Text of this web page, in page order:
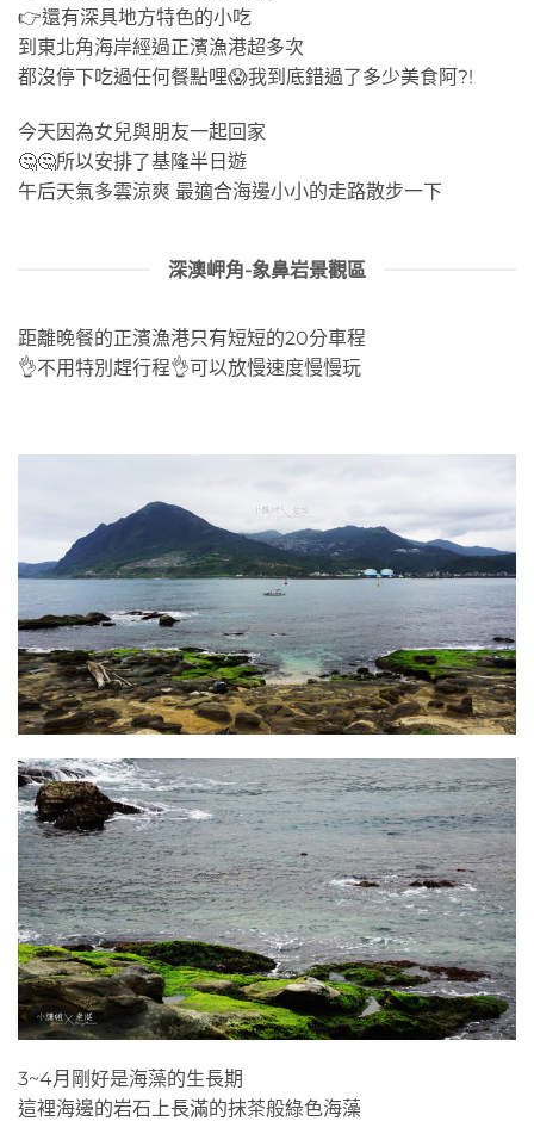
👉還有深具地方特色的小吃
到東北角海岸經過正濱漁港超多次
都沒停下吃過任何餐點哩😱我到底錯過了多少美食阿?!
今天因為女兒與朋友一起回家
🤔🤔所以安排了基隆半日遊
午后天氣多雲涼爽 最適合海邊小小的走路散步一下
深澳岬角-象鼻岩景觀區
距離晚餐的正濱漁港只有短短的20分車程
👌不用特別趕行程👌可以放慢速度慢慢玩
3~4月剛好是海藻的生長期
這裡海邊的岩石上長滿的抹茶般綠色海藻